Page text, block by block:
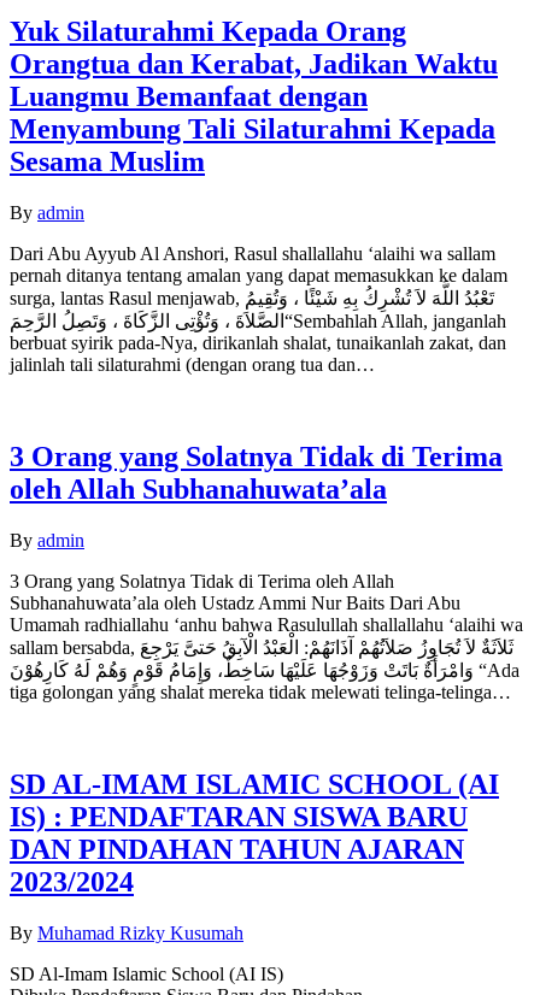
Yuk Silaturahmi Kepada Orang
Orangtua dan Kerabat, Jadikan Waktu
Luangmu Bemanfaat dengan
Menyambung Tali Silaturahmi Kepada
Sesama Muslim
By admin
Dari Abu Ayyub Al Anshori, Rasul shallallahu ‘alaihi wa sallam
pernah ditanya tentang amalan yang dapat memasukkan ke dalam
surga, lantas Rasul menjawab, تَعْبُدُ اللَّهَ لاَ تُشْرِكُ بِهِ شَيْئًا ، وَتُقِيمُ
الصَّلاَةَ ، وَتُؤْتِى الزَّكَاةَ ، وَتَصِلُ الرَّحِمَ“Sembahlah Allah, janganlah
berbuat syirik pada-Nya, dirikanlah shalat, tunaikanlah zakat, dan
jalinlah tali silaturahmi (dengan orang tua dan…
3 Orang yang Solatnya Tidak di Terima
oleh Allah Subhanahuwata’ala
By admin
3 Orang yang Solatnya Tidak di Terima oleh Allah
Subhanahuwata’ala oleh Ustadz Ammi Nur Baits Dari Abu
Umamah radhiallahu ‘anhu bahwa Rasulullah shallallahu ‘alaihi wa
sallam bersabda, ثَلاَثَةٌ لاَ تُجَاوِزُ صَلاَتُهُمْ آذَانَهُمْ: الْعَبْدُ الْآبِقُ حَتىَّ يَرْجِعَ
وَامْرَأَةٌ بَاتَتْ وَزَوْجُهَا عَلَيْهَا سَاخِطٌ، وَإِمَامُ قَوْمٍ وَهُمْ لَهُ كَارِهُوْنَ “Ada
tiga golongan yang shalat mereka tidak melewati telinga-telinga…
SD AL-IMAM ISLAMIC SCHOOL (AI
IS) : PENDAFTARAN SISWA BARU
DAN PINDAHAN TAHUN AJARAN
2023/2024
By Muhamad Rizky Kusumah
SD Al-Imam Islamic School (AI IS)